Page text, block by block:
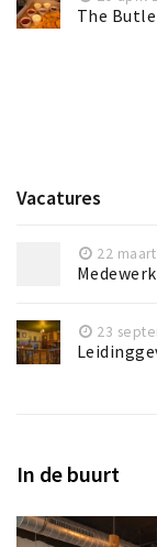
The
Vacatures
22
23
In de buurt